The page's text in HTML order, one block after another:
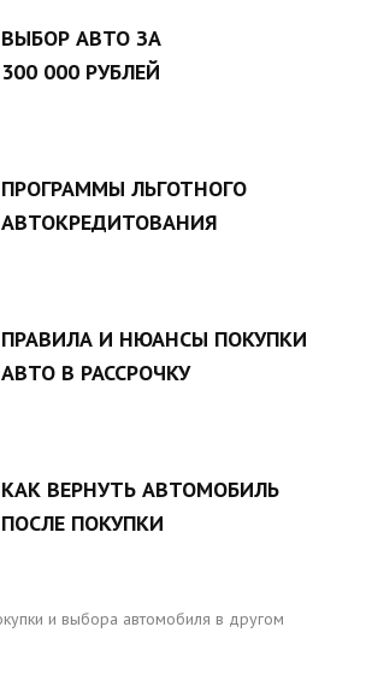
ВЫБОР АВТО ЗА
300 000 РУБЛЕЙ
ПРОГРАММЫ ЛЬГОТНОГО
АВТОКРЕДИТОВАНИЯ
ПРАВИЛА И НЮАНСЫ ПОКУПКИ
АВТО В РАССРОЧКУ
КАК ВЕРНУТЬ АВТОМОБИЛЬ
ПОСЛЕ ПОКУПКИ